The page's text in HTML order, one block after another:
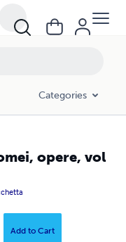
Categories
opere, vol
Add to Cart